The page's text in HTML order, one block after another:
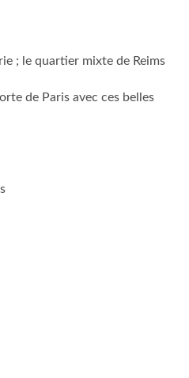
; le quartier mixte de Reims
de Paris avec ces belles